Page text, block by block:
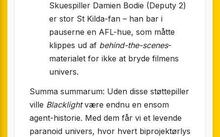
Skuespiller Damien Bodie (Deputy 2)
er stor St Kilda-fan – han bar i
pauserne en AFL-hue, som måtte
klippes ud af behind-the-scenes-
materialet for ikke at bryde filmens
univers.
Summa summarum: Uden disse støttepiller
ville Blacklightvære endnu en ensom
agent-historie. Med dem får vi et levende
paranoid univers, hvor hvert biprojektørlys